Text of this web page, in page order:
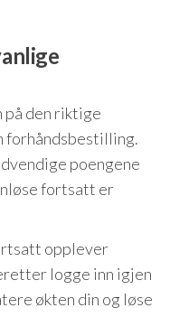
på den riktige
forhåndsbestilling.
poengene
fortsatt er
opplever
logge inn igjen
økten din og løse